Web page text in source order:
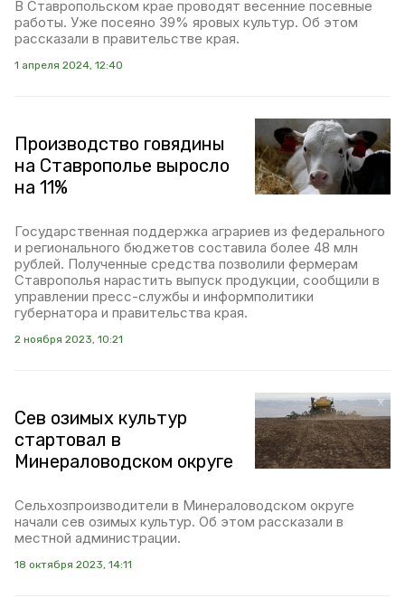
В Ставропольском крае проводят весенние посевные
работы. Уже посеяно 39% яровых культур. Об этом
рассказали в правительстве края.
1 апреля 2024, 12:40
Производство говядины
на Ставрополье выросло
на 11%
Государственная поддержка аграриев из федерального
и регионального бюджетов составила более 48 млн
рублей. Полученные средства позволили фермерам
Ставрополья нарастить выпуск продукции, сообщили в
управлении пресс-службы и информполитики
губернатора и правительства края.
2 ноября 2023, 10:21
Сев озимых культур
стартовал в
Минераловодском округе
Сельхозпроизводители в Минераловодском округе
начали сев озимых культур. Об этом рассказали в
местной администрации.
18 октября 2023, 14:11